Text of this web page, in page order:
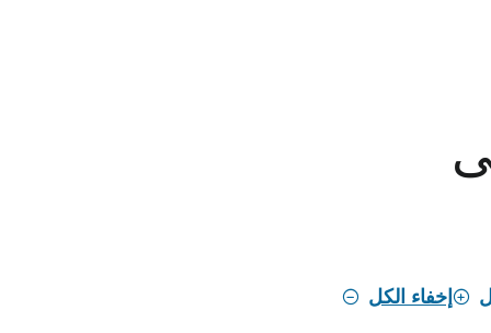
إخفاء الكل